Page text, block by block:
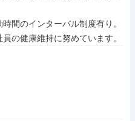
間のインターバル制度有り。
の健康維持に努めています。